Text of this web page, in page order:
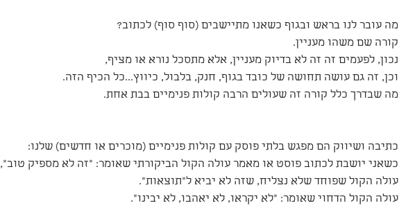
מה עובר לנו בראש ובגוף כשאנו מתיישבים (סוף סוף) לכתוב?
קורה שם משהו מעניין.
נכון, לפעמים זה זה לא בדיוק מעניין, אלא מתסכל נורא או מציף,
וכן, זה גם עושה תחושה של כובד בגוף, חנק, בלבול, כיווץ...כל הכיף הזה.
מה שבדרך כלל קורה זה שעולים הרבה קולות פנימיים בבת אחת.
כתיבה ושיווק הם מפגש בלתי פוסק עם קולות פנימיים (מוכרים או חדשים) שלנו:
כשאני יושבת לכתוב פוסט או מאמר עולה הקול הביקורתי שאומר: "זה לא מספיק טוב",
עולה הקול שפוחד שלא נצליח, שזה לא יביא ל"תוצאות".
עולה הקול הדחוי שאומר: "לא יקראו, לא יאהבו, לא יבינו".